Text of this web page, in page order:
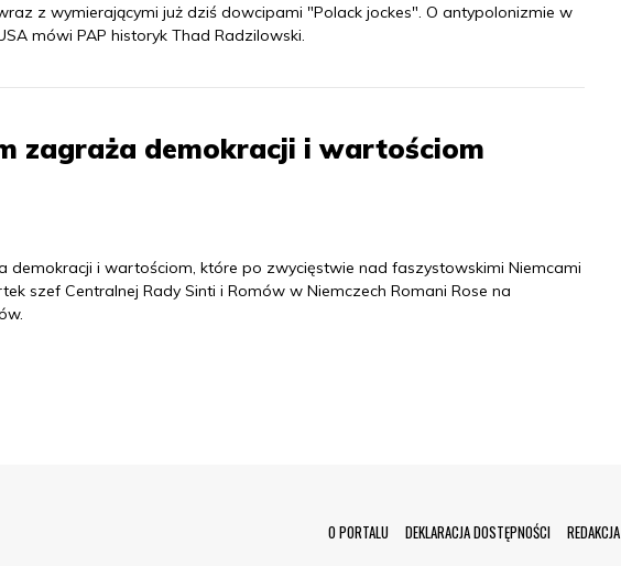
z wymierającymi już dziś dowcipami "Polack jockes". O antypolonizmie w
mówi PAP historyk Thad Radzilowski.
zagraża demokracji i wartościom
demokracji i wartościom, które po zwycięstwie nad faszystowskimi Niemcami
szef Centralnej Rady Sinti i Romów w Niemczech Romani Rose na
Menu Footer
O PORTALU DEKLARACJA DOSTĘPNOŚCI REDAKCJA